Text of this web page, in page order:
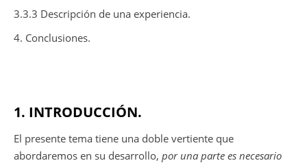
3.3.3 Descripción de una experiencia.
4. Conclusiones.
1. INTRODUCCIÓN.
El presente tema tiene una doble vertiente que
abordaremos en su desarrollo, por una parte es necesario